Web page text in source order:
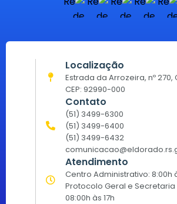
Localização
Estrada da Arrozeira, nº 270,
CEP: 92990-000
Contato
(51) 3499-6300
(51) 3499-6400
(51) 3499-6432
Atendimento
Centro Administrativo: 8:00h
Protocolo Geral e Secretaria
08:00h às 17h